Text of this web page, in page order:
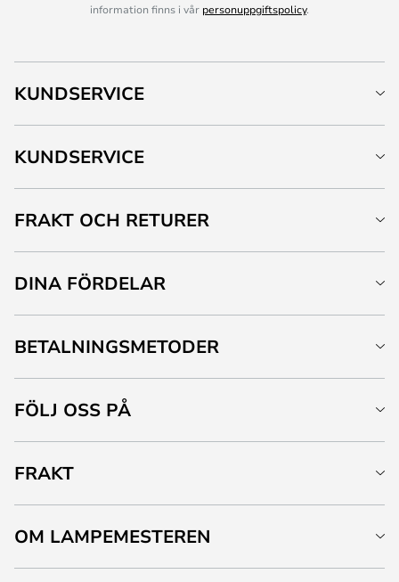
information finns i vår personuppgiftspolicy.
KUNDSERVICE
KUNDSERVICE
FRAKT OCH RETURER
DINA FÖRDELAR
BETALNINGSMETODER
FÖLJ OSS PÅ
FRAKT
OM LAMPEMESTEREN